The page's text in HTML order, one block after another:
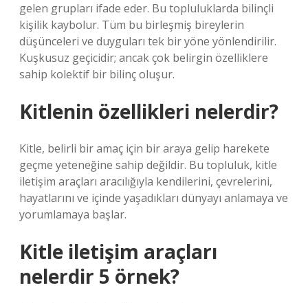
gelen grupları ifade eder. Bu topluluklarda bilinçli
kişilik kaybolur. Tüm bu birleşmiş bireylerin
düşünceleri ve duyguları tek bir yöne yönlendirilir.
Kuşkusuz geçicidir; ancak çok belirgin özelliklere
sahip kolektif bir bilinç oluşur.
Kitlenin özellikleri nelerdir?
Kitle, belirli bir amaç için bir araya gelip harekete
geçme yeteneğine sahip değildir. Bu topluluk, kitle
iletişim araçları aracılığıyla kendilerini, çevrelerini,
hayatlarını ve içinde yaşadıkları dünyayı anlamaya ve
yorumlamaya başlar.
Kitle iletişim araçları
nelerdir 5 örnek?